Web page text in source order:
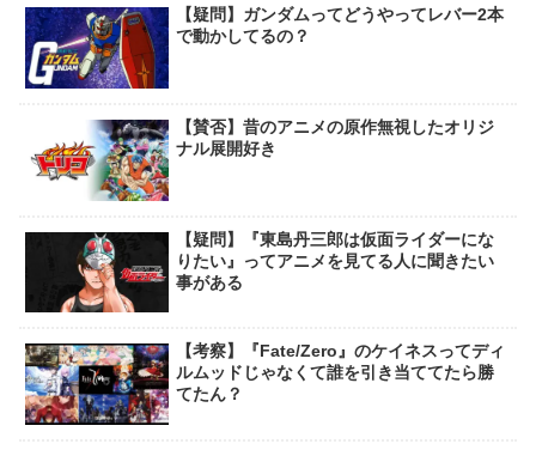
【疑問】ガンダムってどうやってレバー2本
で動かしてるの？
【賛否】昔のアニメの原作無視したオリジ
ナル展開好き
【疑問】『東島丹三郎は仮面ライダーにな
りたい』ってアニメを見てる人に聞きたい
事がある
【考察】『Fate/Zero』のケイネスってディ
ルムッドじゃなくて誰を引き当ててたら勝
てたん？